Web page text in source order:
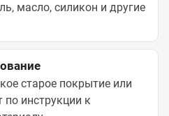
масло, силикон и другие
старое покрытие или
по инструкции к